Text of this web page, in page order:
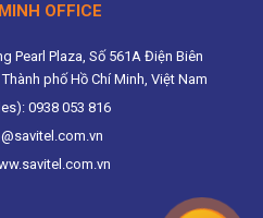
OFFICE
Pearl Plaza, Số 561A Điện Biên
phố Hồ Chí Minh, Việt Nam
0938 053 816